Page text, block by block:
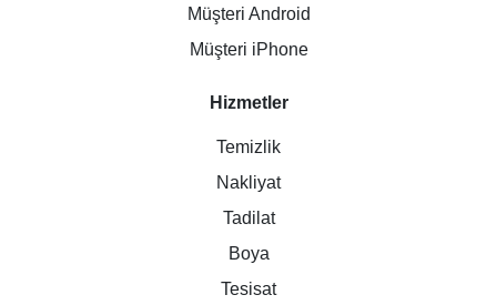
Müşteri Android
Müşteri iPhone
Hizmetler
Temizlik
Nakliyat
Tadilat
Boya
Tesisat